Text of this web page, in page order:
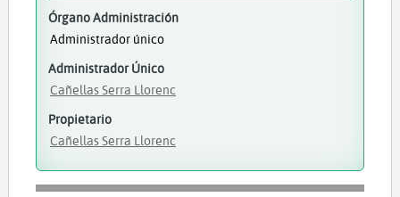
Órgano Administración
Administrador único
Administrador Único
Cañellas Serra Llorenc
Propietario
Cañellas Serra Llorenc